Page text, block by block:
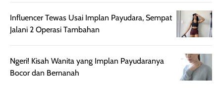
yang lembut dan
memberikan
kesan rambut
digunakan.
Wanginya tidak
ringan dan mudah
diratakan di kulit.
Produk juga
nyaman tanpa
Packagingnya
plastik tutup
mutul
pas buat nakar
sunscreennya.
terus udah
Influencer Tewas Usai Implan Payudara, Sempat
Jalani 2 Operasi Tambahan
Ngeri! Kisah Wanita yang Implan Payudaranya
Bocor dan Bernanah